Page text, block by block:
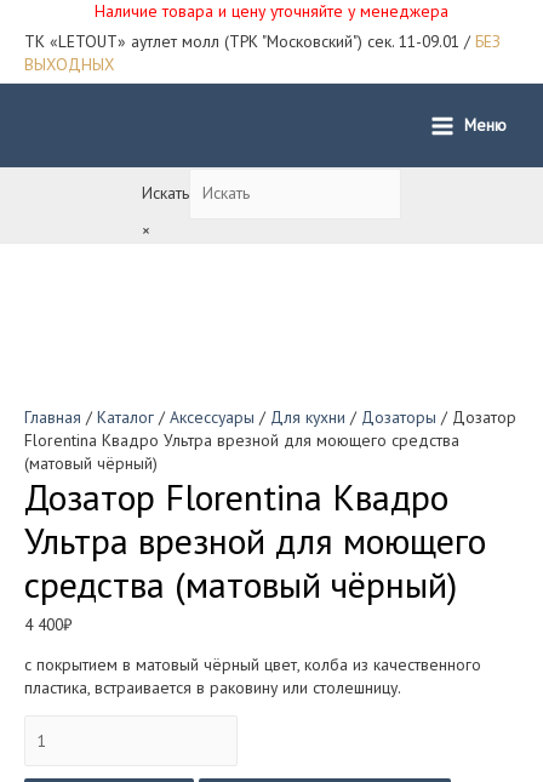
Наличие товара и цену уточняйте у менеджера
ТК «LETOUT» аутлет молл (ТРК "Московский") сек. 11-09.01 / БЕЗ
ВЫХОДНЫХ
Main
Меню
Искать
×
Главная / Каталог / Аксессуары / Для кухни / Дозаторы / Дозатор
Florentina Квадро Ультра врезной для моющего средства
(матовый чёрный)
Дозатор Florentina Квадро
Ультра врезной для моющего
средства (матовый чёрный)
4 400₽
с покрытием в матовый чёрный цвет, колба из качественного
пластика, встраивается в раковину или столешницу.
товара